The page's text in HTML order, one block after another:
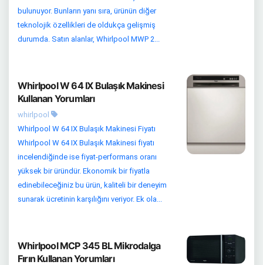
bulunuyor. Bunların yanı sıra, ürünün diğer
teknolojik özellikleri de oldukça gelişmiş
durumda. Satın alanlar, Whirlpool MWP 2...
Whirlpool W 64 IX Bulaşık Makinesi
Kullanan Yorumları
whirlpool
Whirlpool W 64 IX Bulaşık Makinesi Fiyatı
Whirlpool W 64 IX Bulaşık Makinesi fiyatı
incelendiğinde ise fiyat-performans oranı
yüksek bir üründür. Ekonomik bir fiyatla
edinebileceğiniz bu ürün, kaliteli bir deneyim
sunarak ücretinin karşılığını veriyor. Ek ola...
Whirlpool MCP 345 BL Mikrodalga
Fırın Kullanan Yorumları